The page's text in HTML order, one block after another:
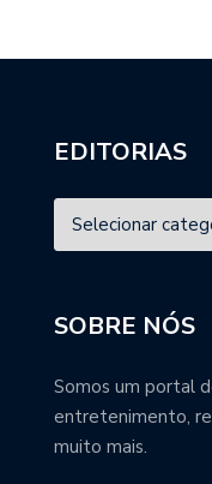
EDITORIAS
SOBRE NÓS
Somos um portal
entretenimento,
muito mais.